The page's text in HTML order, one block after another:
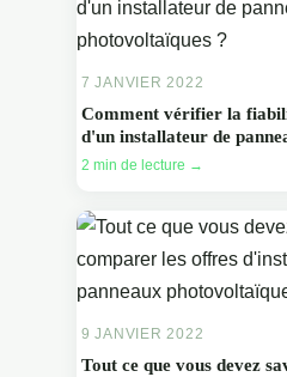
7 JANVIER 2022
Comment vérifier la
d'un installateur de
2 min de lecture →
9 JANVIER 2022
Tout ce que vous devez